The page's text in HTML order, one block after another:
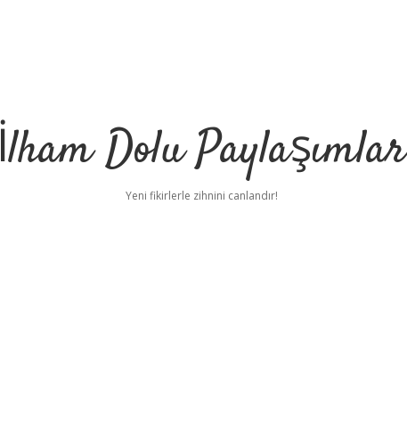
İlham Dolu Paylaşımlar
Yeni fikirlerle zihnini canlandır!